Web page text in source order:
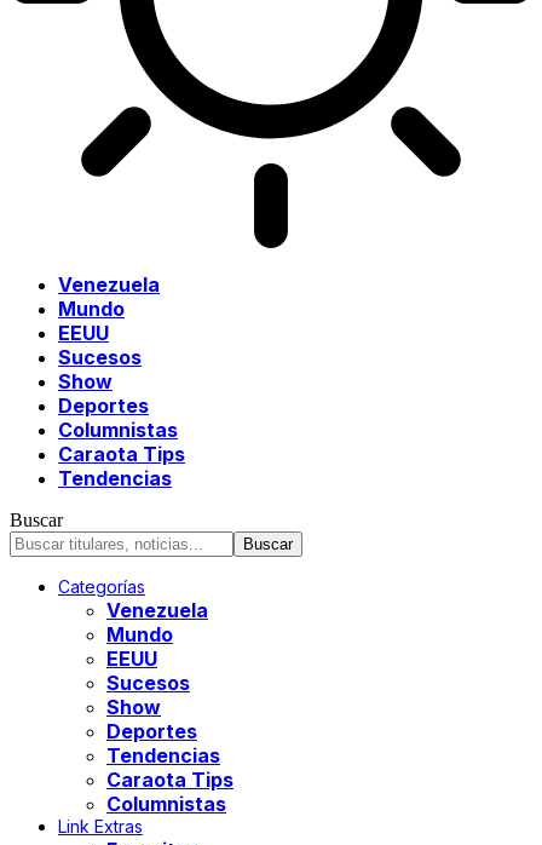
Venezuela
Mundo
EEUU
Sucesos
Show
Deportes
Columnistas
Caraota Tips
Tendencias
Buscar
Categorías
Venezuela
Mundo
EEUU
Sucesos
Show
Deportes
Tendencias
Caraota Tips
Columnistas
Link Extras